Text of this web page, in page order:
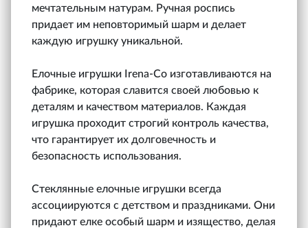
мечтательным натурам. Ручная роспись
придает им неповторимый шарм и делает
каждую игрушку уникальной.
Елочные игрушки Irena-Co изготавливаются на
фабрике, которая славится своей любовью к
деталям и качеством материалов. Каждая
игрушка проходит строгий контроль качества,
что гарантирует их долговечность и
безопасность использования.
Стеклянные елочные игрушки всегда
ассоциируются с детством и праздниками. Они
придают елке особый шарм и изящество, делая